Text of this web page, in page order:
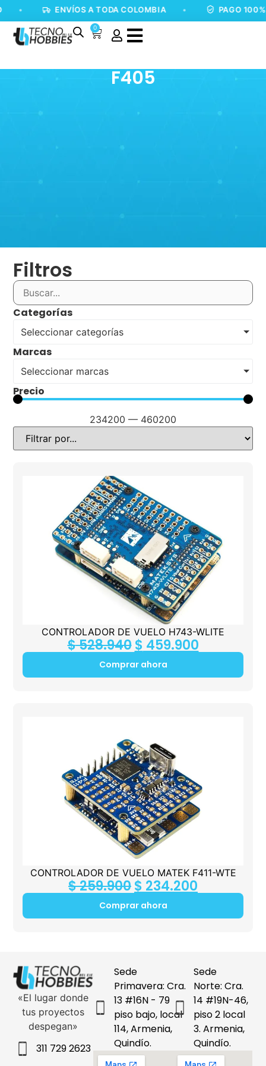
ENVÍOS A TODA COLOMBIA PAGO 100%
0
F405
Filtros
Categorías
Seleccionar categorías
Marcas
Seleccionar marcas
Precio
234200 — 460200
CONTROLADOR DE VUELO H743-WLITE
$528.940 $ 459.900
Comprar ahora
CONTROLADOR DE VUELO MATEK F411-WTE
$259.900$ 234.200
Comprar ahora
«El lugar donde
tus proyectos
despegan»
311 729 2623
Sede
Primavera: Cra.
13 #16N - 79
piso bajo, local
114, Armenia,
Quindío.
Sede
Norte: Cra.
14 #19N-46,
piso 2 local
3. Armenia,
Quindío.